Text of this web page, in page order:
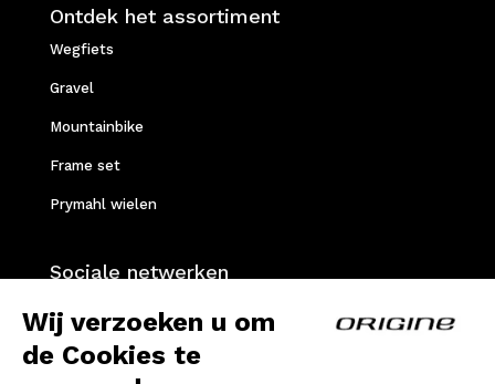
Wij verzoeken u om
de Cookies te
Ontdek het assortiment
Wegfiets
Gravel
Mountainbike
Frame set
Prymahl wielen
Sociale netwerken
Instagram